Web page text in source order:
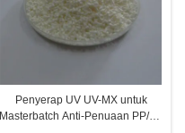
Penyerap UV UV-MX untuk
Masterbatch Anti-Penuaan PP/PE